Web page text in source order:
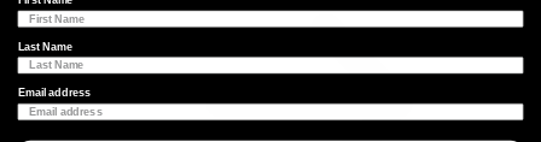
Last Name
Email address